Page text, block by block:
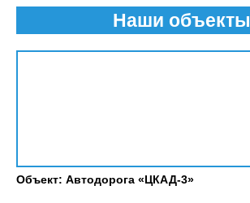
Наши объекты
Объект: Автодорога «ЦКАД-3»